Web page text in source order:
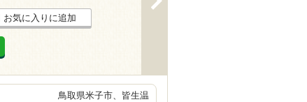
お気に入りに追加
取県米子市、皆生温